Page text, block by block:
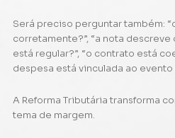
Será preciso perguntar também:
corretamente?”, “a nota descreve
está regular?”, “o contrato está
despesa está vinculada ao evento
A Reforma Tributária transforma
tema de margem.